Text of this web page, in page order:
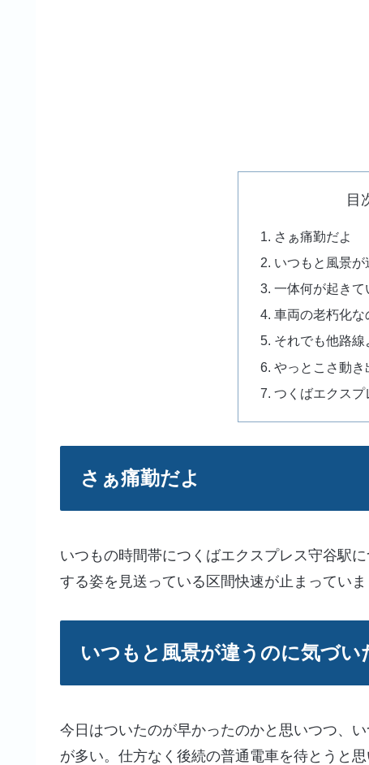
目
さぁ痛勤だよ
いつもと風景が
一体何が起きて
車両の老朽化な
それでも他路線
やっとこさ動き
つくばエクス
さぁ痛勤だよ
いつもの時間帯につくばエクスプレス守谷駅
する姿を見送っている区間快速が止まっていま
いつもと風景が違うのに気づい
今日はついたのが早かったのかと思いつつ、
が多い。仕方なく後続の普通電車を待とうと